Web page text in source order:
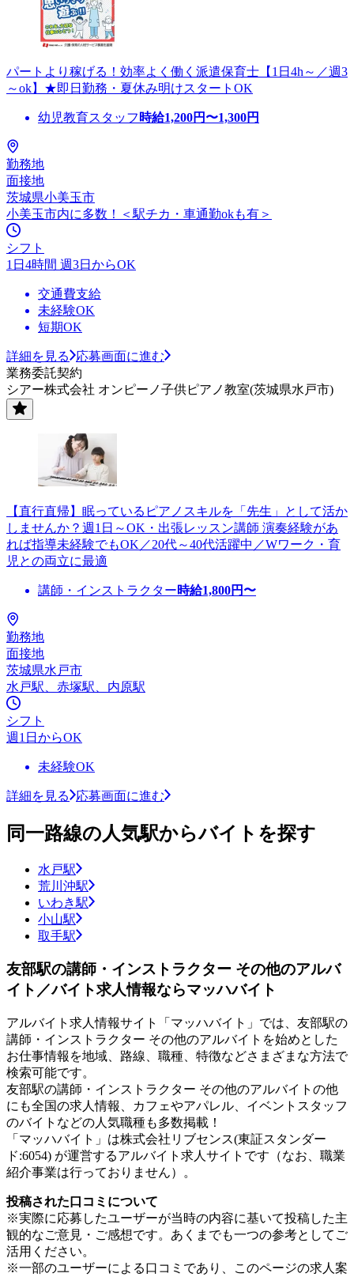
パートより稼げる！効率よく働く派遣保育士【1日4h～／週3
～ok】★即日勤務・夏休み明けスタートOK
幼児教育スタッフ 時給1,200円〜1,300円
勤務地
面接地
茨城県小美玉市
小美玉市内に多数！＜駅チカ・車通勤okも有＞
シフト
1日4時間 週3日からOK
交通費支給
未経験OK
短期OK
詳細を見る
応募画面に進む
業務委託契約
シアー株式会社 オンピーノ子供ピアノ教室(茨城県水戸市)
【直行直帰】眠っているピアノスキルを「先生」として活か
しませんか？週1日～OK・出張レッスン講師 演奏経験があ
れば指導未経験でもOK／20代～40代活躍中／Wワーク・育
児との両立に最適
講師・インストラクター時給1,800円〜
勤務地
面接地
茨城県水戸市
水戸駅、赤塚駅、内原駅
シフト
週1日からOK
未経験OK
詳細を見る 応募画面に進む
同一路線の人気駅からバイトを探す
水戸駅
荒川沖駅
いわき駅
小山駅
取手駅
友部駅の講師・インストラクター その他のアルバ
イト／バイト求人情報ならマッハバイト
アルバイト求人情報サイト「マッハバイト」では、友部駅の
講師・インストラクター その他のアルバイトを始めとした
お仕事情報を地域、路線、職種、特徴などさまざまな方法で
検索可能です。
友部駅の講師・インストラクター その他のアルバイトの他
にも全国の求人情報、カフェやアパレル、イベントスタッフ
のバイトなどの人気職種も多数掲載！
「マッハバイト」は株式会社リブセンス(東証スタンダー
ド:6054) が運営するアルバイト求人サイトです（なお、職業
紹介事業は行っておりません）。
投稿された口コミについて
※実際に応募したユーザーが当時の内容に基いて投稿した主
観的なご意見・ご感想です。あくまでも一つの参考としてご
活用ください。
※一部のユーザーによる口コミであり、このページの求人案